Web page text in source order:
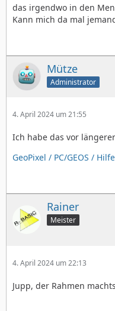
das irgendwo in den
Kann mich da mal
Mütze
Administrator
4. April 2024 um 21:55
Ich habe das vor
GeoPixel / PC/GEOS /
Rainer
Meister
4. April 2024 um 22:13
Jupp, der Rahmen